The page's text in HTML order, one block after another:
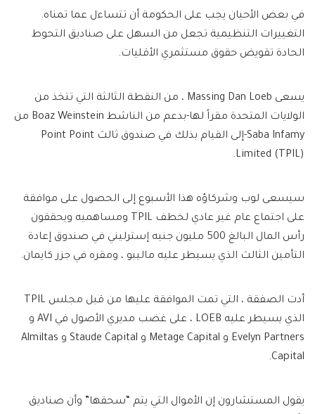
في بعض الأحيان يجب على الحكومة أن تتساءل عما تمناه.
التغييرات التنظيمية تجعل من السهل على صناديق التحوط
الحادة تقويض حقوق مستثمري الأقليات.
يسعى Massing Dan Loeb ، من النقطة الثالثة التي تتخذ من
الولايات المتحدة مقراً لها-بدعم من الناشط Boaz Weinstein من
Saba Infamy-إلى القيام بذلك في صندوق ثالث Point Point
Limited (TPIL).
سيسعى لوب وشركاؤه هذا الأسبوع إلى الحصول على موافقة
على اجتماع عام غير عادي لخطف TPIL ومساهميه ويحققون
رأس المال البالغ 500 مليون جنيه إسترليني في صندوق إعادة
التأمين الثالث الذي يسيطر عليه ماليبو ، ومقره في جزر كايمان.
أدت الصفقة ، التي تمت الموافقة عليها من قبل مجلس TPIL
الذي يسيطر عليه LOEB ، على غضب مديري الأصول في AVI و
Evelyn Partners و Metage Capital و Staude Capital و Almiltas
Capital.
يقول المستشارون إن الأموال التي يتم “سحقها” وأن صناديق